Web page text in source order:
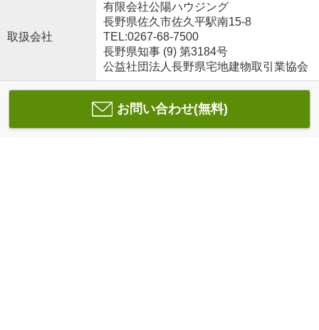
取扱会社
有限会社公陽ハウジング
長野県佐久市佐久平駅南15-8
TEL:0267-68-7500
長野県知事 (9) 第3184号
公益社団法人長野県宅地建物取引業協会
お問い合わせ(無料)